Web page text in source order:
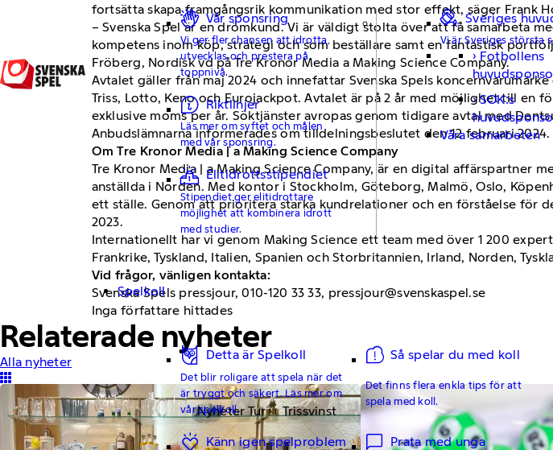
Vår sponsring
Vi ger fler chansen att idrotta,
utvecklas och prestera på
toppnivå.
Riktlinjer
Läs mer om syftet och målen
med vår sponsring.
Elitidrottsstipendiet
Stipendiet ger elitidrottare
möjlighet att kombinera idrott
med studier.
Sveriges
Vi är Sveriges största
Fotbollens
SOK:s
Våra samarbeten
Spelkoll
Detta är Spelkoll
Det blir roligare att spela när det
är tryggt och säkert. Läs mer om
vår spelkoll.
Så spelar du med koll
Det finns flera enkla tips för att
spela med koll.
Känn igen spelproblem Prata med unga
fortsätta skapa framgångsrik kommunikation med stor effekt, säger Frank
– Svenska Spel är en drömkund. Vi är väldigt stolta över att få samarbeta
kompetens inom köp, strategi och som beställare samt en fantastisk
Fröberg, Nordisk vd på Tre Kronor Media a Making Science Company.
Avtalet gäller från maj 2024 och innefattar Svenska Spels
Triss, Lotto, Keno och Eurojackpot. Avtalet är på 2 år med möjlighet till en
exklusive moms per år. Söktjänster avropas genom tidigare avtal med
Anbudslämnarna informerades om tilldelningsbeslutet den 12 februari 2024.
Om Tre Kronor Media | a Making Science Company
Tre Kronor Media | a Making Science Company, är en digital affärspartner
anställda i Norden. Med kontor i Stockholm, Göteborg, Malmö, Oslo,
ett ställe. Genom att prioritera starka kundrelationer och en förståelse för
2023.
Internationellt har vi genom Making Science ett team med över 1 200
Frankrike, Tyskland, Italien, Spanien och Storbritannien, Irland, Norden,
Vid frågor, vänligen kontakta:
Svenska Spels pressjour, 010-120 33 33, pressjour@svenskaspel.se
Inga författare hittades
Relaterade nyheter
Alla nyheter
Nyheter Tur Trissvinst